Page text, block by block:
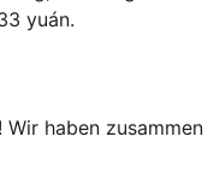
yuán.
haben